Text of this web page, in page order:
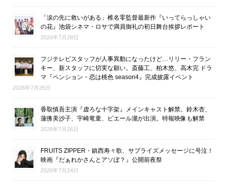
「涙の先に救いがある」椎名零監督最新作『いってらっしゃい
の花』池袋シネマ・ロサで満員御礼の初日舞台挨拶レポート
2026年7月28日
フジテレビスタッフが人事異動になったけど…リリー・フラン
キー、新スタッフに切実な願い。斎藤工、柏木悠、高木完 ドラ
マ『ペンション・恋は桃色 season4』完成披露イベント
2026年7月26日
香取慎吾主演『虚ろな十字架』メインキャスト解禁。鈴木杏、
蓮佛美沙子、宇崎竜童、ピエール瀧が出演。特報映像も解禁
2026年7月26日
FRUITS ZIPPER・鎮西寿々歌、サプライズメッセージに号泣！
映画『だぁれかさんとアソぼ？』公開前夜祭
2026年7月24日